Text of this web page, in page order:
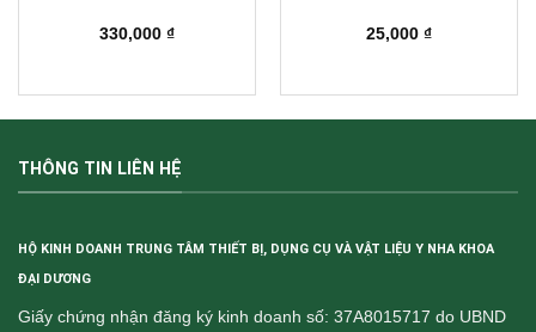
330,000 ₫ 25,000 ₫
THÔNG TIN LIÊN HỆ
HỘ KINH DOANH TRUNG TÂM THIẾT BỊ, DỤNG CỤ VÀ VẬT LIỆU Y NHA KHOA
ĐẠI DƯƠNG
Giấy chứng nhận đăng ký kinh doanh số: 37A8015717 do UBND